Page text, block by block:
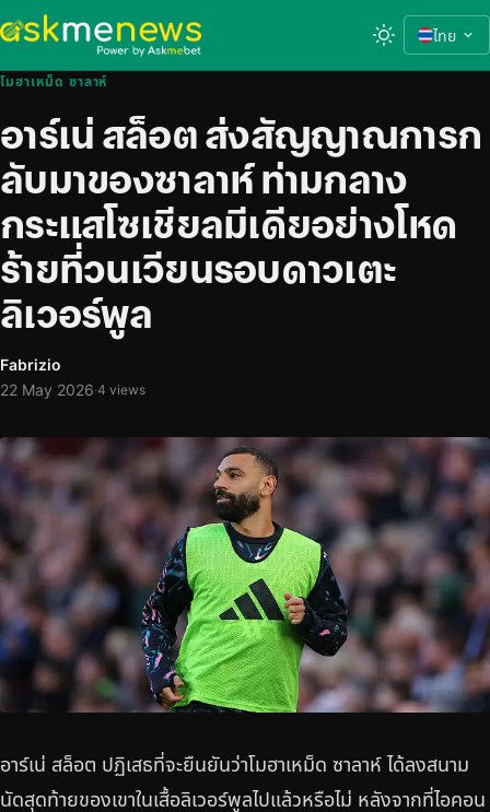
ไทย
โมฮาเหม็ด ซาลาห์
อาร์เน่ สล็อต ส่งสัญญาณการก
ลับมาของซาลาห์ ท่ามกลาง
กระแสโซเชียลมีเดียอย่างโหด
ร้ายที่วนเวียนรอบดาวเตะ
ลิเวอร์พูล
Fabrizio
22 May 2026·4 views
อาร์เน่ สล็อต ปฏิเสธที่จะยืนยันว่าโมฮาเหม็ด ซาลาห์ ได้ลงสนาม
นัดสุดท้ายของเขาในเสื้อลิเวอร์พูลไปแล้วหรือไม่ หลังจากที่ไอคอน